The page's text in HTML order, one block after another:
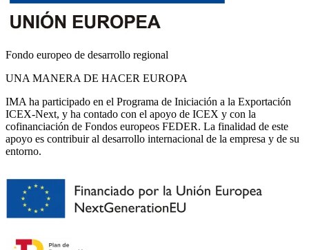
Fondo europeo de desarrollo regional
UNA MANERA DE HACER EUROPA
IMA ha participado en el Programa de Iniciación a la Exportación
ICEX-Next, y ha contado con el apoyo de ICEX y con la
cofinanciación de Fondos europeos FEDER. La finalidad de este
apoyo es contribuir al desarrollo internacional de la empresa y de su
entorno.